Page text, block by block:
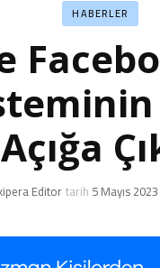
HABERLER
Açığa
Editortarih 5 Mayıs 2023